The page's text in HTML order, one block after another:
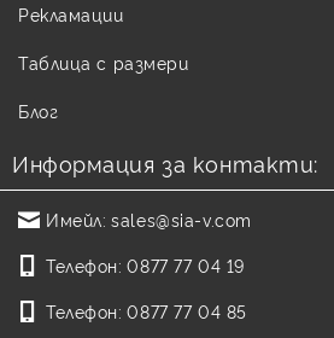
Рекламации
Таблица с размери
Блог
Информация за контакти:
Имейл: sales@sia-v.com
Телефон: 0877 77 04 19
Телефон: 0877 77 04 85